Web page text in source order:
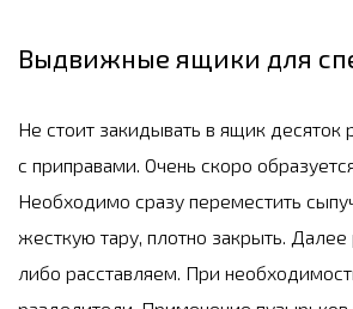
Выдвижные ящики для
Не стоит закидывать в ящик десяток
с приправами. Очень скоро
Необходимо сразу переместить
жесткую тару, плотно закрыть.
либо расставляем. При